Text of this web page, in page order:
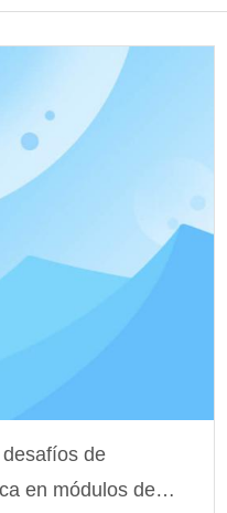
de
en módulos de